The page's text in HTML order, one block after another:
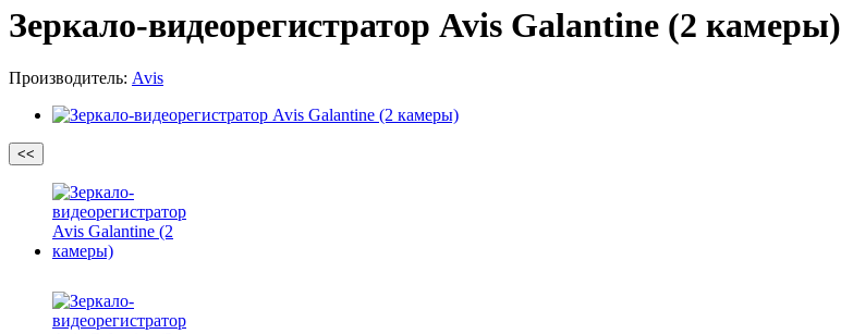
Зеркало-видеорегистратор Avis Galantine (2 камеры)
Производитель: Avis
<<